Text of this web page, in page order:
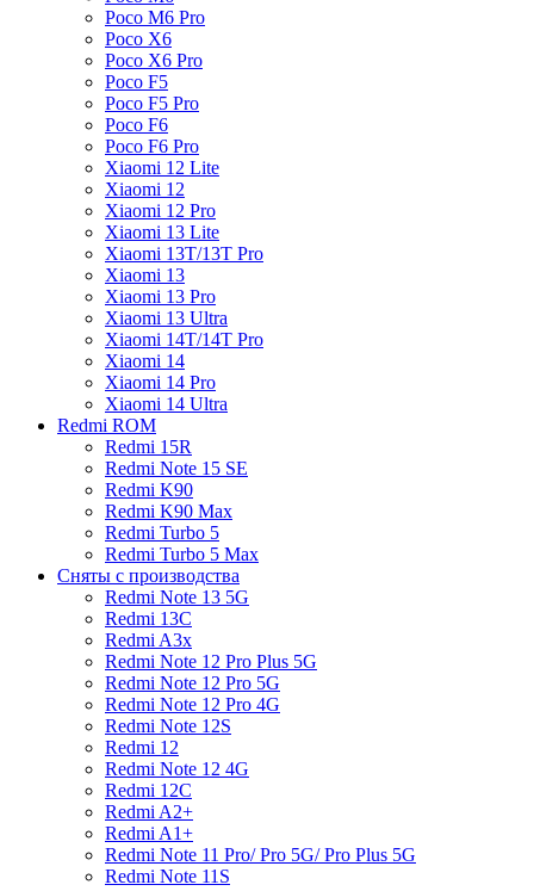
Poco M6 Pro
Poco X6
Poco X6 Pro
Poco F5
Poco F5 Pro
Poco F6
Poco F6 Pro
Xiaomi 12 Lite
Xiaomi 12
Xiaomi 12 Pro
Xiaomi 13 Lite
Xiaomi 13T/13T Pro
Xiaomi 13
Xiaomi 13 Pro
Xiaomi 13 Ultra
Xiaomi 14T/14T Pro
Xiaomi 14
Xiaomi 14 Pro
Xiaomi 14 Ultra
Redmi ROM
Redmi 15R
Redmi Note 15 SE
Redmi K90
Redmi K90 Max
Redmi Turbo 5
Redmi Turbo 5 Max
Сняты с производства
Redmi Note 13 5G
Redmi 13C
Redmi A3x
Redmi Note 12 Pro Plus 5G
Redmi Note 12 Pro 5G
Redmi Note 12 Pro 4G
Redmi Note 12S
Redmi 12
Redmi Note 12 4G
Redmi 12C
Redmi A2+
Redmi A1+
Redmi Note 11 Pro/ Pro 5G/ Pro Plus 5G
Redmi Note 11S